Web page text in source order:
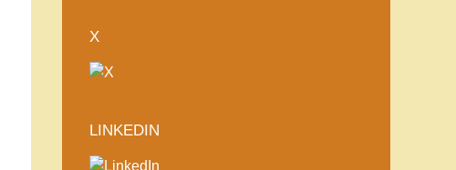
X
LINKEDIN